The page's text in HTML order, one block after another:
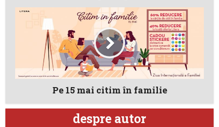
Pe 15 mai citim în familie
despre autor